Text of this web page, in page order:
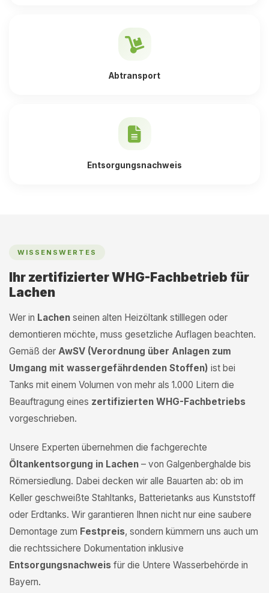
Abtransport
Entsorgungsnachweis
WISSENSWERTES
Ihr zertifizierter WHG-Fachbetrieb für
Lachen
Wer in Lachen seinen alten Heizöltank stilllegen oder
demontieren möchte, muss gesetzliche Auflagen beachten.
Gemäß der AwSV (Verordnung über Anlagen zum
Umgang mit wassergefährdenden Stoffen) ist bei
Tanks mit einem Volumen von mehr als 1.000 Litern die
Beauftragung eines zertifizierten WHG-Fachbetriebs
vorgeschrieben.
Unsere Experten übernehmen die fachgerechte
Öltankentsorgung in Lachen – von Galgenberghalde bis
Römersiedlung. Dabei decken wir alle Bauarten ab: ob im
Keller geschweißte Stahltanks, Batterietanks aus Kunststoff
oder Erdtanks. Wir garantieren Ihnen nicht nur eine saubere
Demontage zum Festpreis, sondern kümmern uns auch um
die rechtssichere Dokumentation inklusive
Entsorgungsnachweis für die Untere Wasserbehörde in
Bayern.